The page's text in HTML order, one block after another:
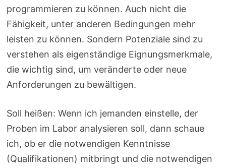
programmieren zu können. Auch nicht die
Fähigkeit, unter anderen Bedingungen mehr
leisten zu können. Sondern Potenziale sind zu
verstehen als eigenständige Eignungsmerkmale,
die wichtig sind, um veränderte oder neue
Anforderungen zu bewältigen.
Soll heißen: Wenn ich jemanden einstelle, der
Proben im Labor analysieren soll, dann schaue
ich, ob er die notwendigen Kenntnisse
(Qualifikationen) mitbringt und die notwendigen